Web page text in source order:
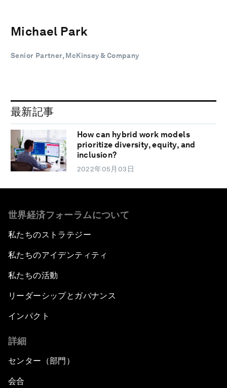
Michael Park
Senior Partner, McKinsey & Company
最新記事
How can hybrid work models
prioritize diversity, equity, and
inclusion?
2022年05月03日
世界経済フォーラムについて
私たちのストラテジー
私たちのアイデンティティ
私たちの活動
リーダーシップとガバナンス
インパクト
詳細
センター（部門）
会合